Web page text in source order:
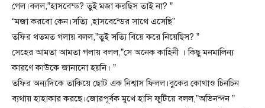
গেল।বলল,”হাসবেন্ড? তুই মজা করছিস তাই না? ”
“মজা করবো কেন।সত্যি ,হাসবেন্ডের সাথে এসেছি”
তফির থতমত গলায় বলল,”তুই সত্যি বিয়ে করে নিয়েছিস? ”
সেহের আমতা আমতা গলায় বলল,”সে অনেক কাহিনী । কিছু মনমালিন্য
কারণে কাউকে জানানো হয়নি। ”
তফির অন্যদিকে তাকিয়ে ছোট এক নিশ্বাস ফিলল।বুকের কোথাও চিনচিন
ব্যথায় হাহাকার করছে।জোরপূর্বক মুখে হাসি ফুটিয়ে বলল,”অভিনন্দন ”